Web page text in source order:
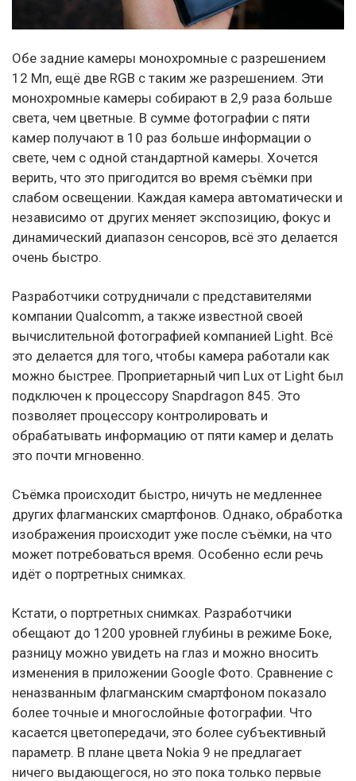
Обе задние камеры монохромные с разрешением
12 Мп, ещё две RGB с таким же разрешением. Эти
монохромные камеры собирают в 2,9 раза больше
света, чем цветные. В сумме фотографии с пяти
камер получают в 10 раз больше информации о
свете, чем с одной стандартной камеры. Хочется
верить, что это пригодится во время съёмки при
слабом освещении. Каждая камера автоматически и
независимо от других меняет экспозицию, фокус и
динамический диапазон сенсоров, всё это делается
очень быстро.
Разработчики сотрудничали с представителями
компании Qualcomm, а также известной своей
вычислительной фотографией компанией Light. Всё
это делается для того, чтобы камера работали как
можно быстрее. Проприетарный чип Lux от Light был
подключен к процессору Snapdragon 845. Это
позволяет процессору контролировать и
обрабатывать информацию от пяти камер и делать
это почти мгновенно.
Съёмка происходит быстро, ничуть не медленнее
других флагманских смартфонов. Однако, обработка
изображения происходит уже после съёмки, на что
может потребоваться время. Особенно если речь
идёт о портретных снимках.
Кстати, о портретных снимках. Разработчики
обещают до 1200 уровней глубины в режиме Боке,
разницу можно увидеть на глаз и можно вносить
изменения в приложении Google Фото. Сравнение с
неназванным флагманским смартфоном показало
более точные и многослойные фотографии. Что
касается цветопередачи, это более субъективный
параметр. В плане цвета Nokia 9 не предлагает
ничего выдающегося, но это пока только первые